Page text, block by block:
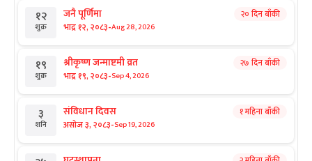
१२
शुक्र
जनै पूर्णिमा
भाद्र १२, २०८३-Aug 28, 2026
२० दिन बाँकी
१९
शुक्र
श्रीकृष्ण जन्माष्टमी व्रत
भाद्र १९, २०८३-Sep 4, 2026
२७ दिन बाँकी
३
शनि
संविधान दिवस
असोज ३, २०८३-Sep 19, 2026
१ महिना बाँकी